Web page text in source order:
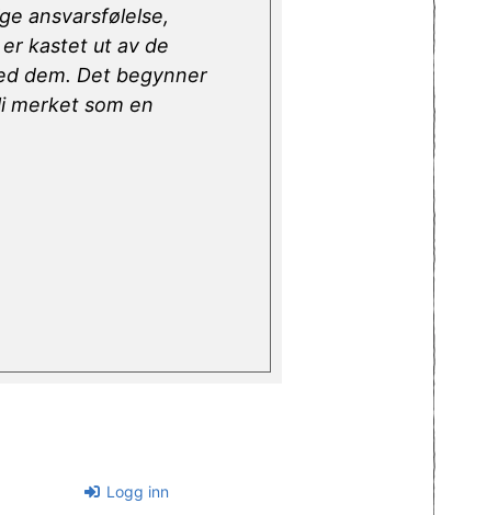
ansvarsfølelse,
kastet ut av de
dem. Det begynner
merket som en
Logg inn